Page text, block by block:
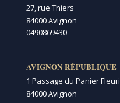
27, rue Thiers
84000 Avignon
0490869430
AVIGNON RÉPUBLIQUE
1 Passage du Panier Fleuri
84000 Avignon